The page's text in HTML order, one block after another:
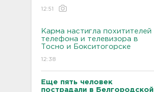
12:51
Карма настигла похитителей
телефона и телевизора в
Тосно и Бокситогорске
12:38
Еще пять человек
пострадали в Белгородской